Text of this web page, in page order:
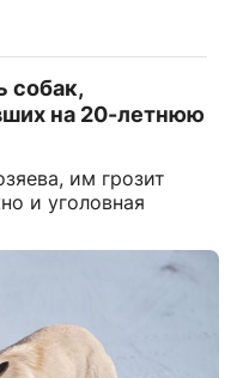
собак,
на 20-летнюю
им грозит
и уголовная